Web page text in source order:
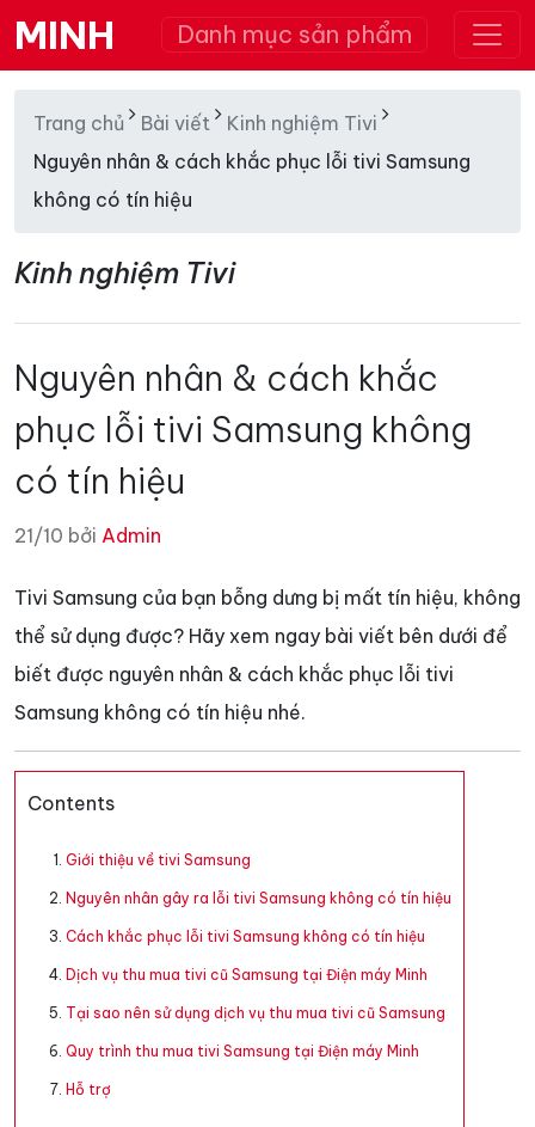
MINH Danh mục sản phẩm
Trang chủ Bài viết
Kinh nghiệm Tivi
Nguyên nhân & cách khắc phục lỗi tivi Samsung
không có tín hiệu
Kinh nghiệm Tivi
Nguyên nhân & cách khắc
phục lỗi tivi Samsung không
có tín hiệu
21/10 bởi Admin
Tivi Samsung của bạn bỗng dưng bị mất tín hiệu, không
thể sử dụng được? Hãy xem ngay bài viết bên dưới để
biết được nguyên nhân & cách khắc phục lỗi tivi
Samsung không có tín hiệu nhé.
Contents
Giới thiệu về tivi Samsung
Nguyên nhân gây ra lỗi tivi Samsung không có tín hiệu
Cách khắc phục lỗi tivi Samsung không có tín hiệu
Dịch vụ thu mua tivi cũ Samsung tại Điện máy Minh
Tại sao nên sử dụng dịch vụ thu mua tivi cũ Samsung
Quy trình thu mua tivi Samsung tại Điện máy Minh
Hỗ trợ